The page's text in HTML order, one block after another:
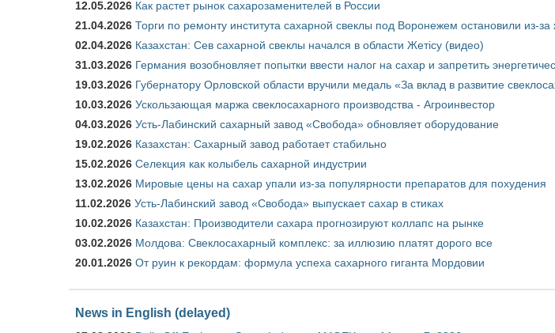
12.05.2026 Как растет рынок сахарозаменителей в России
21.04.2026 Торги по ремонту института сахарной свеклы под Воронежем остановили из-за
02.04.2026 Казахстан: Сев сахарной свеклы начался в области Жетісу (видео)
31.03.2026 Германия возобновляет попытки ввести налог на сахар и запретить
19.03.2026 Губернатору Орловской области вручили медаль «За вклад в развитие
10.03.2026 Ускользающая маржа свеклосахарного производства - Агроинвестор
04.03.2026 Усть-Лабинский сахарный завод «Свобода» обновляет оборудование
19.02.2026 Казахстан: Сахарный завод работает стабильно
15.02.2026 Селекция как колыбель сахарной индустрии
13.02.2026 Мировые цены на сахар упали из-за популярности препаратов для похудения
11.02.2026 Усть-Лабинский завод «Свобода» выпускает сахар в стиках
10.02.2026 Казахстан: Производители сахара прогнозируют коллапс на рынке
03.02.2026 Молдова: Свеклосахарный комплекс: за иллюзию платят дорого все
20.01.2026 От руин к рекордам: формула успеха сахарного гиганта Мордовии
News in English (delayed)